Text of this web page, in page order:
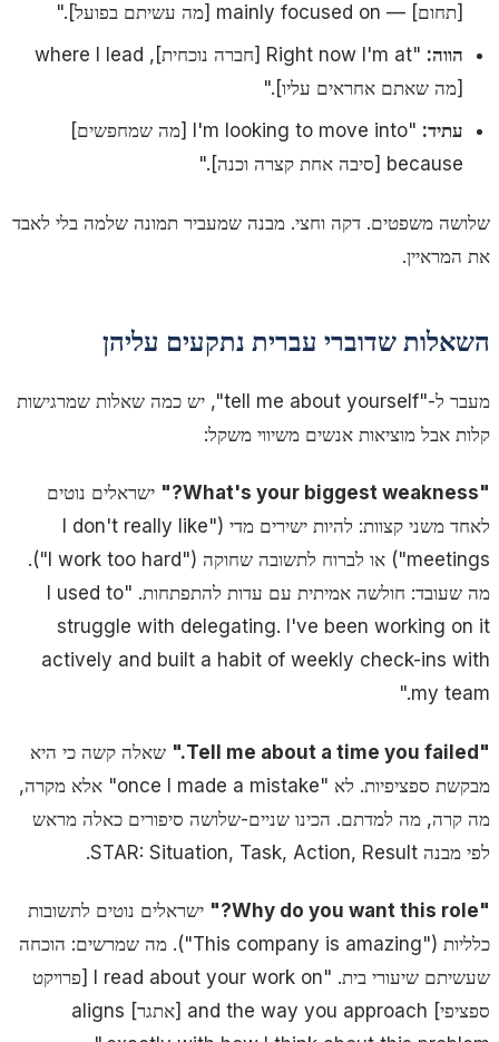
[תחום] — mainly focused on [מה עשיתם בפועל]."
הווה:
"Right now I'm at [חברה נוכחית], where I lead
[מה שאתם אחראים עליו]."
עתיד:
"I'm looking to move into [מה שמחפשים]
because [סיבה אחת קצרה וכנה]."
שלושה משפטים. דקה וחצי. מבנה שמעביר תמונה שלמה בלי לאבד
את המראיין.
השאלות שדוברי עברית נתקעים עליהן
מעבר ל-"tell me about yourself", יש כמה שאלות שמרגישות
קלות אבל מוציאות אנשים משיווי משקל:
"What's your biggest weakness?"
ישראלים נוטים
לאחד משני קצוות: להיות ישירים מדי ("I don't really like
meetings") או לברוח לתשובה שחוקה ("I work too hard").
מה שעובד: חולשה אמיתית עם עדות להתפתחות. "I used to
struggle with delegating. I've been working on it
actively and built a habit of weekly check-ins with
my team."
"Tell me about a time you failed."
שאלה קשה כי היא
מבקשת ספציפיות. לא "once I made a mistake" אלא מקרה,
מה קרה, מה למדתם. הכינו שניים-שלושה סיפורים כאלה מראש
לפי מבנה STAR: Situation, Task, Action, Result.
"Why do you want this role?"
ישראלים נוטים לתשובות
כלליות ("This company is amazing"). מה שמרשים: הוכחה
שעשיתם שיעורי בית. "I read about your work on [פרויקט
ספציפי] and the way you approach [אתגר] aligns